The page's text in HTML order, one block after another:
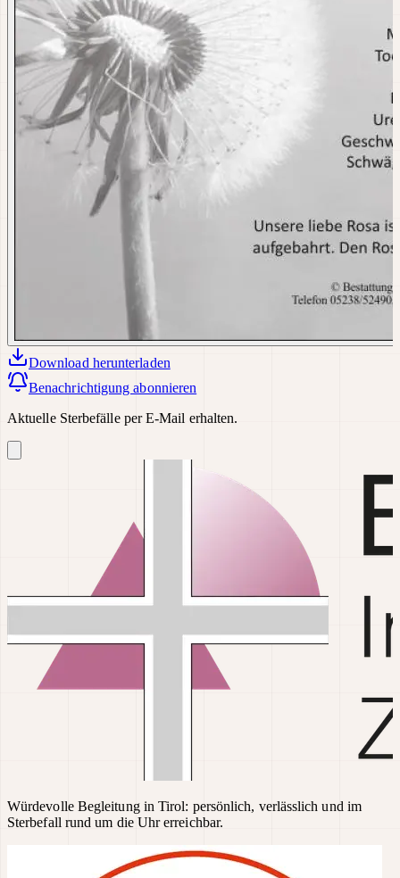
Download herunterladen
Benachrichtigung abonnieren
Aktuelle Sterbefälle per E-Mail erhalten.
Würdevolle Begleitung in Tirol: persönlich, verlässlich und im
Sterbefall rund um die Uhr erreichbar.